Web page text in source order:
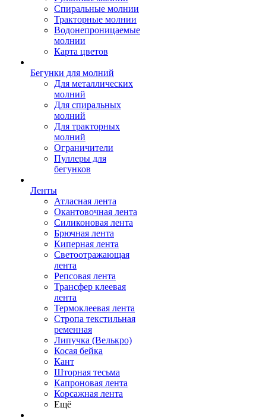
Спиральные молнии
Тракторные молнии
Водонепроницаемые
молнии
Карта цветов
Бегунки для молний
Для металлических
молний
Для спиральных
молний
Для тракторных
молний
Ограничители
Пуллеры для
бегунков
Ленты
Атласная лента
Окантовочная лента
Силиконовая лента
Брючная лента
Киперная лента
Светоотражающая
лента
Репсовая лента
Трансфер клеевая
лента
Термоклеевая лента
Стропа текстильная
ременная
Липучка (Велькро)
Косая бейка
Кант
Шторная тесьма
Капроновая лента
Корсажная лента
Ещё